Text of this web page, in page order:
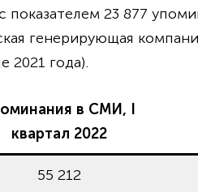
23 877
генерирующая
2021 года).
в СМИ, I
квартал 2022
55 212